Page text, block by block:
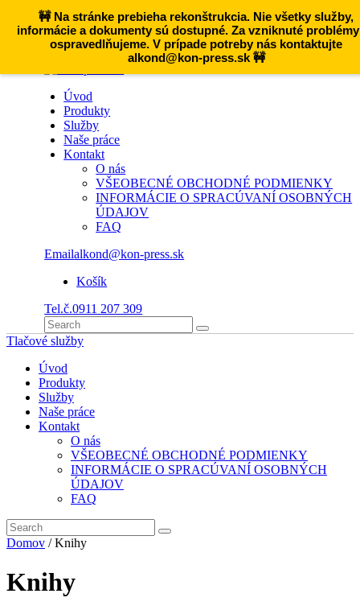
🚧 Na stránke prebieha rekonštrukcia. Nie všetky služby,
informácie a dokumenty sú dostupné. Za vzniknuté
ospravedlňujeme. V prípade potreby nás kontaktujte
alkond@kon-press.sk 🚧
Úvod
Produkty
Služby
Naše práce
Kontakt
O nás
VŠEOBECNÉ OBCHODNÉ PODMIENKY
INFORMÁCIE O SPRACÚVANÍ OSOBNÝCH
ÚDAJOV
FAQ
Emailalkond@kon-press.sk
Košík
Tel.č.0911 207 309
Tlačové služby
Úvod
Produkty
Služby
Naše práce
Kontakt
O nás
VŠEOBECNÉ OBCHODNÉ PODMIENKY
INFORMÁCIE O SPRACÚVANÍ OSOBNÝCH
ÚDAJOV
FAQ
Domov / Knihy
Knihy